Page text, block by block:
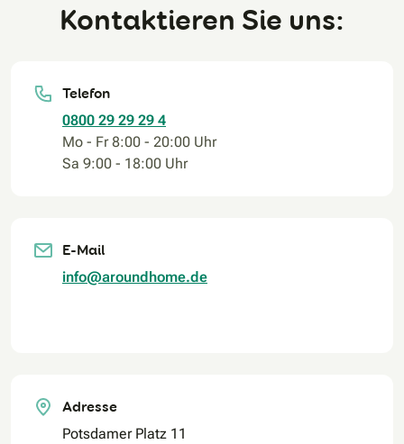
Kontaktieren Sie uns:
Telefon
0800 29 29 29 4
Mo - Fr 8:00 - 20:00 Uhr
Sa 9:00 - 18:00 Uhr
E-Mail
info@aroundhome.de
Adresse
Potsdamer Platz 11